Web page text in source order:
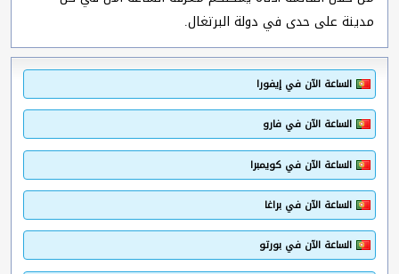
مدينة على حدى في دولة البرتغال.
الساعة الآن في إيفورا
الساعة الآن في فارو
الساعة الآن في كويمبرا
الساعة الآن في براغا
الساعة الآن في بورتو